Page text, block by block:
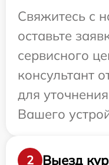
Свяжитесь с
оставьте
сервисного
консультант
для
Вашего
2 Выезд